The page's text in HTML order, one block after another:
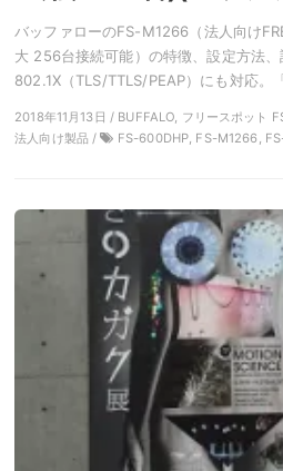
バッファローのFS-M1266（法人向け
大 256台接続可能）の特徴、設定方法、
802.1X（TLS/TTLS/PEAP）にも対応。
2018年11月13日 / BUFFALO, フリースポット
法人向け製品 /
FS-600DHP, FS-M1266,